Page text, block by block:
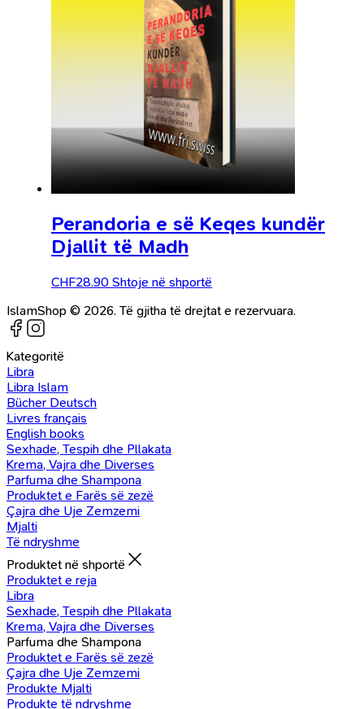
Perandoria e së Keqes kundër
Djallit të Madh
CHF28.90 Shtoje në shportë
IslamShop © 2026. Të gjitha të drejtat e rezervuara.
Kategoritë
Libra
Libra Islam
Bücher Deutsch
Livres français
English books
Sexhade, Tespih dhe Pllakata
Krema, Vajra dhe Diverses
Parfuma dhe Shampona
Produktet e Farës së zezë
Çajra dhe Uje Zemzemi
Mjalti
Të ndryshme
Produktet në shportë
Produktet e reja
Libra
Sexhade, Tespih dhe Pllakata
Krema, Vajra dhe Diverses
Parfuma dhe Shampona
Produktet e Farës së zezë
Çajra dhe Uje Zemzemi
Produkte Mjalti
Produkte të ndryshme